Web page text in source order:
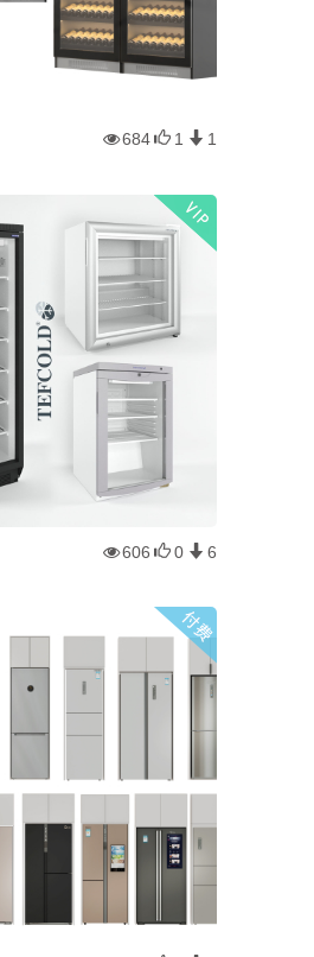
684 1 1
606 0 6